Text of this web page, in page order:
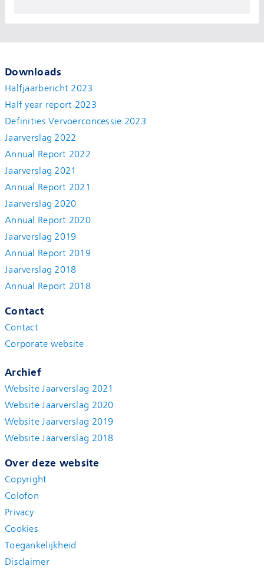
Downloads
Halfjaarbericht 2023
Half year report 2023
Definities Vervoerconcessie 2023
Jaarverslag 2022
Annual Report 2022
Jaarverslag 2021
Annual Report 2021
Jaarverslag 2020
Annual Report 2020
Jaarverslag 2019
Annual Report 2019
Jaarverslag 2018
Annual Report 2018
Contact
Contact
Corporate website
Archief
Website Jaarverslag 2021
Website Jaarverslag 2020
Website Jaarverslag 2019
Website Jaarverslag 2018
Over deze website
Copyright
Colofon
Privacy
Cookies
Toegankelijkheid
Disclaimer